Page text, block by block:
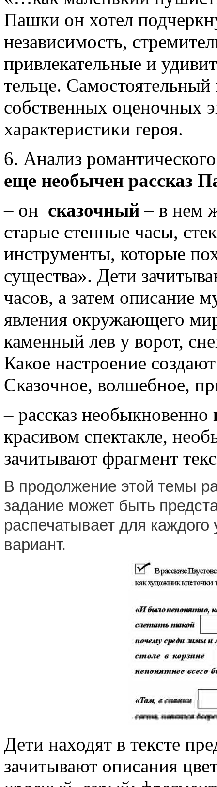
Пашки он хотел
независимость,
привлекательные и
тельце.
собственных оценочных
характеристики героя.
6. Анализ
еще необычен рассказ
– он сказочный– в нем
старые стенные часы,
инструменты, которые
существа». Дети
часов, а затем описание
явления окружающего
каменный лев у ворот,
Какое настроение
Сказочное, волшебное,
– рассказ необыкновенно
красивом спектакле,
зачитывают фрагмент
В продолжение этой темы
задание может быть
распечатывает для
вариант.
Дети находят в тексте
зачитывают описания